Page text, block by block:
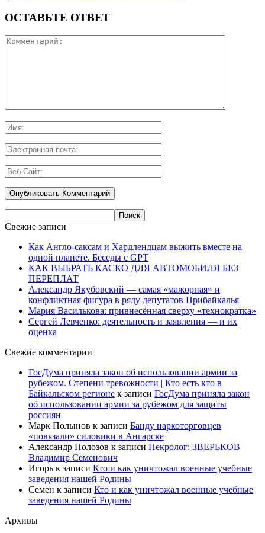
ОСТАВЬТЕ ОТВЕТ
Свежие записи
Как Англо-саксам и Хардлендцам выжить вместе на
одной планете. Беседы с GPT
КАК ВЫБРАТЬ КАСКО ДЛЯ АВТОМОБИЛЯ БЕЗ
ПЕРЕПЛАТ
Александр Якубовский — самая «мажорная» и
конфликтная фигура в ряду депутатов Прибайкалья
Мария Василькова: привнесённая сверху «технократка»
Сергей Левченко: деятельность и заявления — и их
оценка
Свежие комментарии
ГосДума приняла закон об использовании армии за
рубежом. Степени тревожности | Кто есть кто в
Байкальском регионе к записи ГосДума приняла закон
об использовании армии за рубежом для защиты
россиян
Марк Полынов к записи Банду наркоторговцев
«повязали» силовики в Ангарске
Александр Полозов к записи Некролог: ЗВЕРЬКОВ
Владимир Семенович
Игорь к записи Кто и как уничтожал военные учебные
заведения нашей Родины
Семен к записи Кто и как уничтожал военные учебные
заведения нашей Родины
Архивы